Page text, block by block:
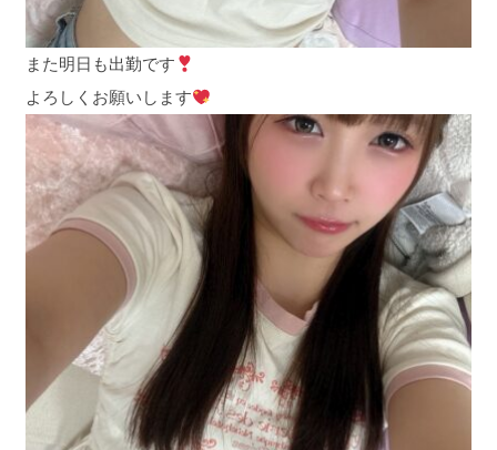
また明日も出勤です
よろしくお願いします